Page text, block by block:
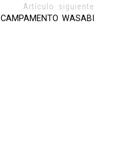
Artículo siguiente
CAMPAMENTO WASABI